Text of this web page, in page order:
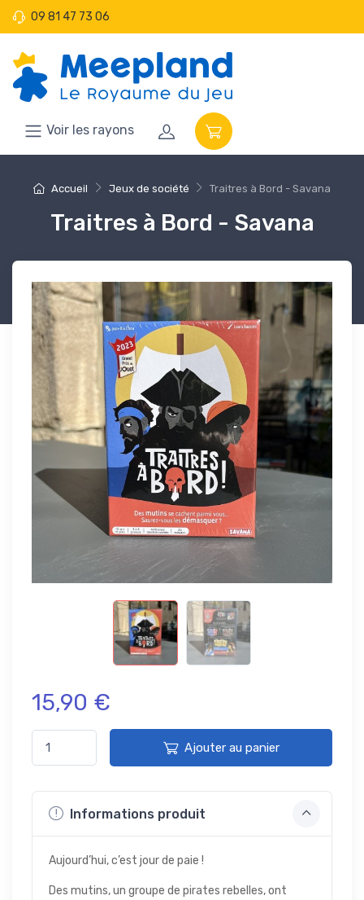
09 81 47 73 06
Voir les rayons
Accueil Jeux de société Traitres à Bord - Savana
Traitres à Bord - Savana
15,90 €
Ajouter au panier
Informations produit
Aujourd’hui, c’est jour de paie !
Des mutins, un groupe de pirates rebelles, ont